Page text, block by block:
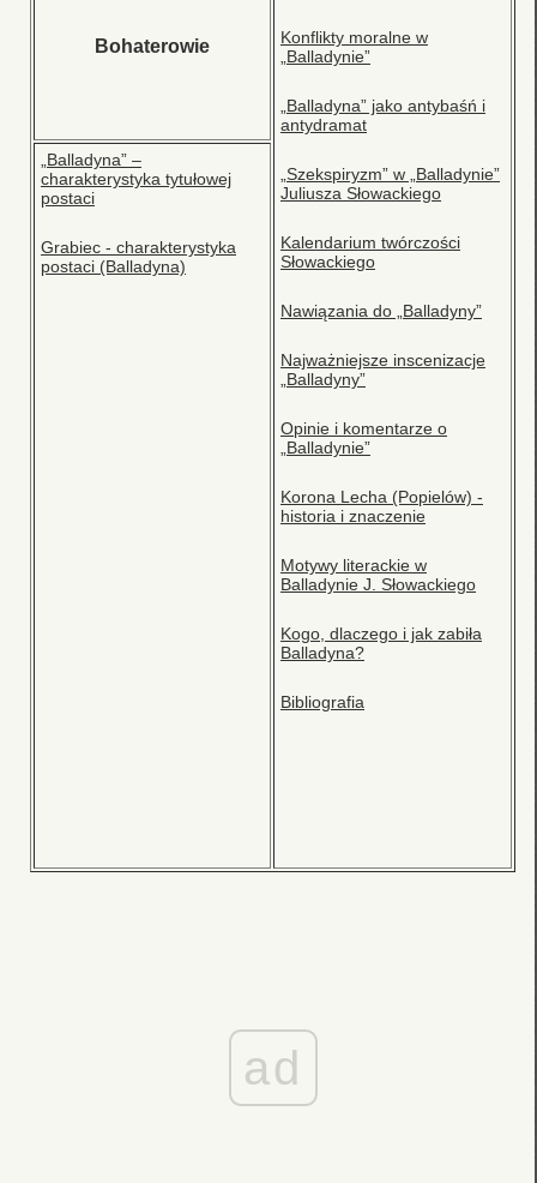
Konflikty moralne w
„Balladynie”
„Balladyna” jako antybaśń i
antydramat
„Szekspiryzm” w „Balladynie”
Juliusza Słowackiego
Kalendarium twórczości
Słowackiego
Nawiązania do „Balladyny”
Najważniejsze inscenizacje
„Balladyny”
Opinie i komentarze o
„Balladynie”
Korona Lecha (Popielów) -
historia i znaczenie
Motywy literackie w
Balladynie J. Słowackiego
Kogo, dlaczego i jak zabiła
Balladyna?
Bibliografia
Bohaterowie
„Balladyna” –
charakterystyka tytułowej
postaci
Grabiec - charakterystyka
postaci (Balladyna)
ad